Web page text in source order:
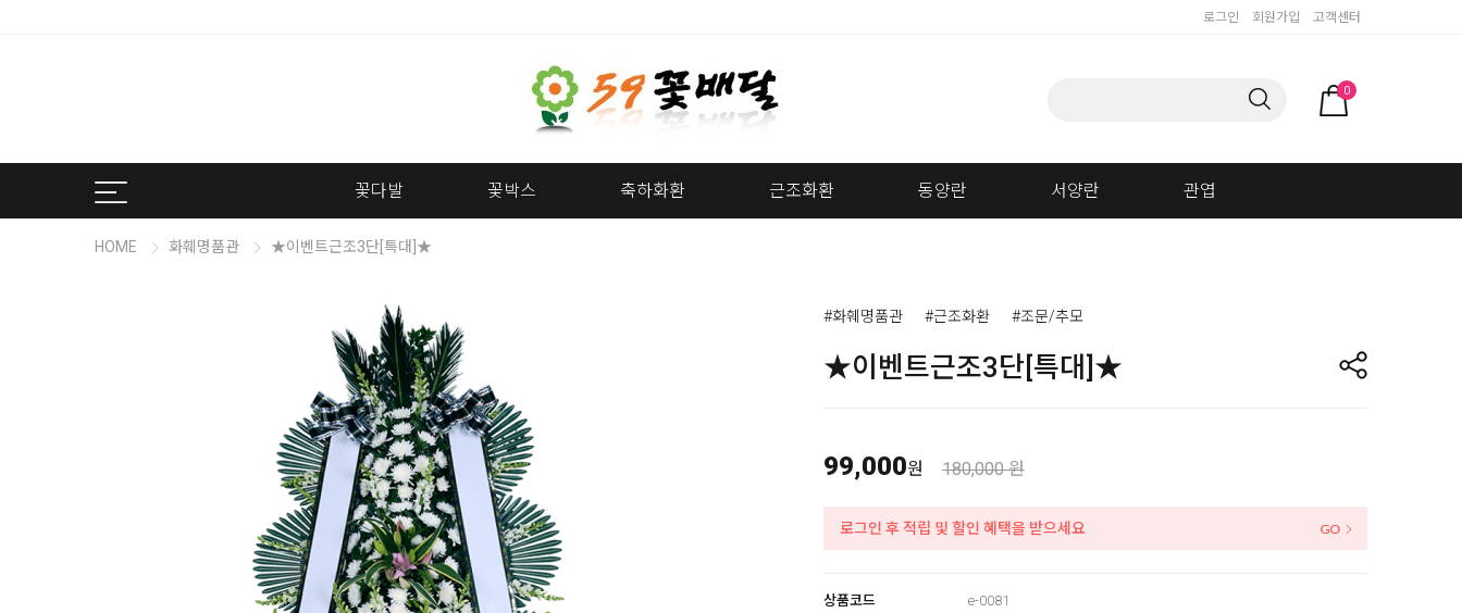
로그인 회원가입 고객센터
0
꽃다발 꽃박스 축하화환 근조화환 동양란 서양란 관엽
HOME 화훼명품관 ★이벤트근조3단[특대]★
#화훼명품관 #근조화환 #조문/추모
★이벤트근조3단[특대]★
99,000원 180,000 원
로그인 후 적립 및 할인 혜택을 받으세요
상품코드
e-0081